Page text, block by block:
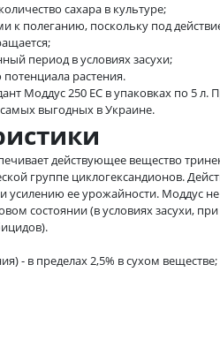
сахара в культуре;
к полеганию, поскольку под
период в условиях засухи;
растения.
Моддус 250 ЕС в упаковках по 5 л.
выгодных в Украине.
действующее вещество
группе циклогександионов.
усилению ее урожайности. Моддус
состоянии (в условиях засухи,
- в пределах 2,5% в сухом веществе;